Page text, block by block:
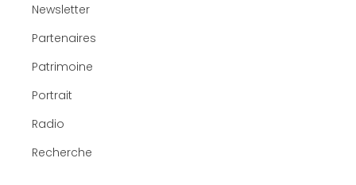
Newsletter
Partenaires
Patrimoine
Portrait
Radio
Recherche